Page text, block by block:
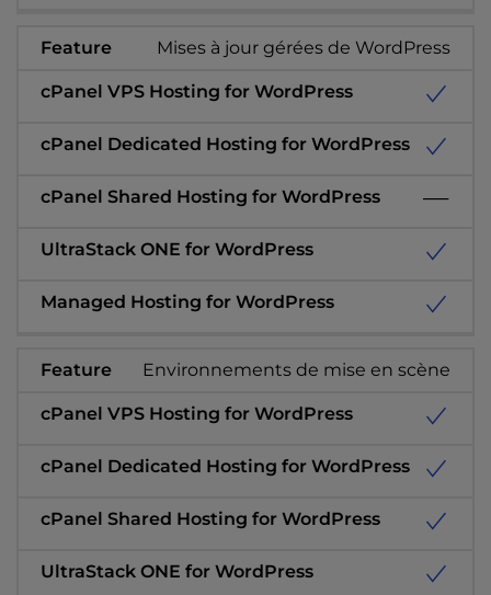
Mises à jour gérées de WordPress
Environnements de mise en scène